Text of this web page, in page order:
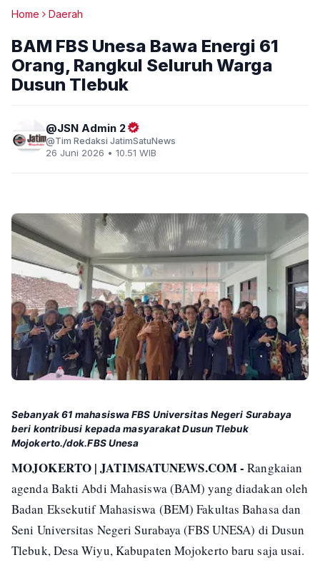
Home Daerah
BAM FBS Unesa Bawa Energi 61
Orang, Rangkul Seluruh Warga
Dusun Tlebuk
JSN Admin 2
Tim Redaksi JatimSatuNews
26 Juni 2026 • 10.51 WIB
Sebanyak 61 mahasiswa FBS Universitas Negeri Surabaya
beri kontribusi kepada masyarakat Dusun Tlebuk
Mojokerto./dok.FBS Unesa
MOJOKERTO | JATIMSATUNEWS.COM - Rangkaian
agenda Bakti Abdi Mahasiswa (BAM) yang diadakan oleh
Badan Eksekutif Mahasiswa (BEM) Fakultas Bahasa dan
Seni Universitas Negeri Surabaya (FBS UNESA) di Dusun
Tlebuk, Desa Wiyu, Kabupaten Mojokerto baru saja usai.